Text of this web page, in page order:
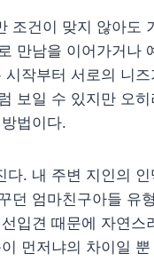
조건이 맞지 않아도
만남을 이어가거나
작부터 서로의 니
보일 수 있지만 오
법이다.
. 내 주변 지인의
던 엄마친구아들 유
입견 때문에 자연스
먼저냐의 차이일